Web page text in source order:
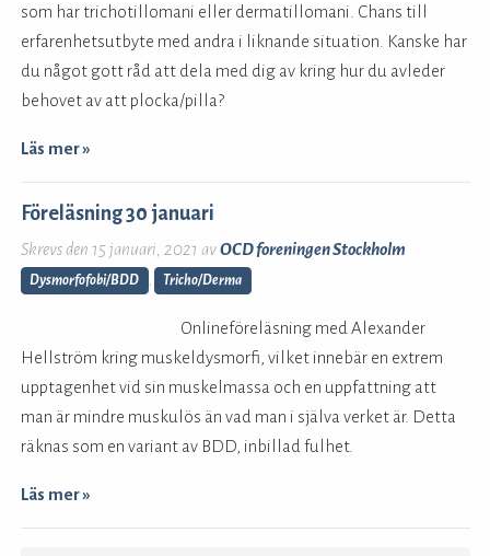
som har trichotillomani eller dermatillomani. Chans till
erfarenhetsutbyte med andra i liknande situation. Kanske har
du något gott råd att dela med dig av kring hur du avleder
behovet av att plocka/pilla?
Läs mer »
Föreläsning 30 januari
Skrevs den 15 januari, 2021 avOCD foreningen Stockholm
Dysmorfofobi/BDD , Tricho/Derma
Onlineföreläsning med Alexander
Hellström kring muskeldysmorfi, vilket innebär en extrem
upptagenhet vid sin muskelmassa och en uppfattning att
man är mindre muskulös än vad man i själva verket är. Detta
räknas som en variant av BDD, inbillad fulhet.
Läs mer »